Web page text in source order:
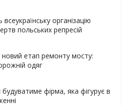
організацію
польських репресій
етап ремонту мосту:
одяг
будуватиме фірма, яка фігурує в